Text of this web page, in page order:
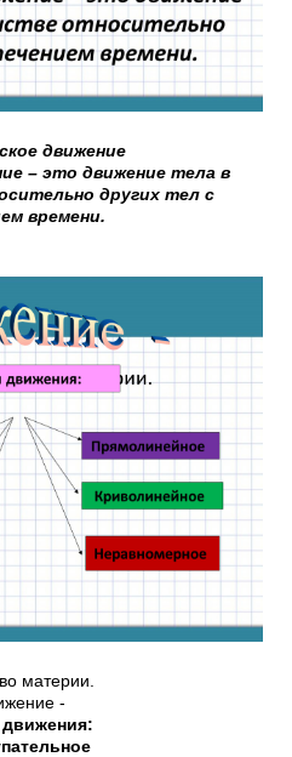
движение
– это движение тела в
других тел с
времени.
материи.
-